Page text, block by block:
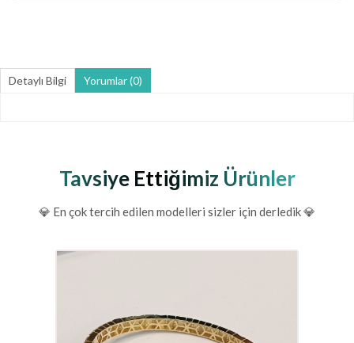
Detaylı Bilgi Yorumlar (0)
Tavsiye Ettiğimiz Ürünler
💎 En çok tercih edilen modelleri sizler için derledik 💎